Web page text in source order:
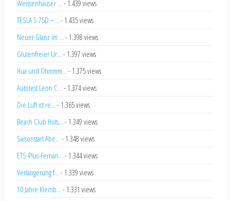
Weissenhäuser ... - 1.439 views
TESLA S 75D –... - 1.435 views
Neuer Glanz im ... - 1.398 views
Glutenfreier Ur... - 1.397 views
Hüa und Ohmmm... - 1.375 views
Autotest Leon C... - 1.374 views
Die Luft ist re... - 1.365 views
Beach Club Hots... - 1.349 views
Saisonstart Abe... - 1.348 views
ETS-Plus-Fernan... - 1.344 views
Verlängerung f... - 1.339 views
10 Jahre Kleinb... - 1.331 views